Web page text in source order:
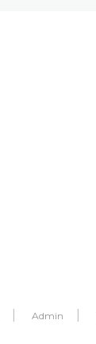
Admin